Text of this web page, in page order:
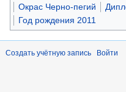
Окрас Черно-пегий
Год рождения 2011
Создать учётную запись Войти